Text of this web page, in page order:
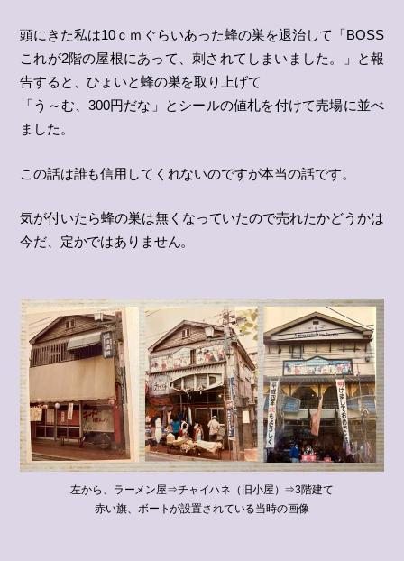
頭にきた私は10ｃｍぐらいあった蜂の巣を退治して「BOSS
これが2階の屋根にあって、刺されてしまいました。」と報
告すると、ひょいと蜂の巣を取り上げて
「う～む、300円だな」とシールの値札を付けて売場に並べ
ました。
この話は誰も信用してくれないのですが本当の話です。
気が付いたら蜂の巣は無くなっていたので売れたかどうかは
今だ、定かではありません。
左から、ラーメン屋⇒チャイハネ（旧小屋）⇒3階建て
赤い旗、ボートが設置されている当時の画像